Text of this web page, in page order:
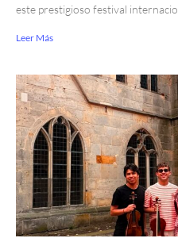
este prestigioso festival
Leer Más